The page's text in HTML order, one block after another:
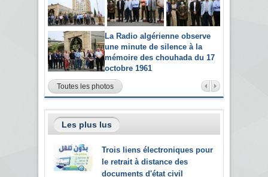
La Radio algérienne observe
une minute de silence à la
mémoire des chouhada du 17
octobre 1961
Toutes les photos
Les plus lus
Trois liens électroniques pour
le retrait à distance des
documents d'état civil